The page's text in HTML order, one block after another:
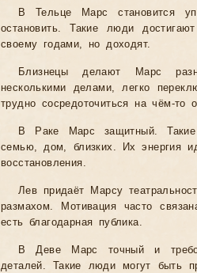
В Тельце Марс становится
остановить. Такие люди
своему годами, но доходят.
Близнецы делают Марс
несколькими делами, легко
трудно сосредоточиться на чём-
В Раке Марс защитный. Такие
семью, дом, близких. Их энергия
восстановления.
Лев придаёт Марсу
размахом. Мотивация часто
есть благодарная публика.
В Деве Марс точный и
деталей. Такие люди могут быть